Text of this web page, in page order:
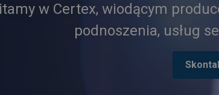
w Certex, wiodącym
podnoszenia, usług